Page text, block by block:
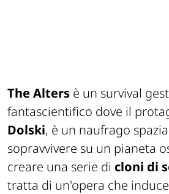
The Alters è un survival
fantascientifico dove il
Dolski, è un naufrago
sopravvivere su un pianeta
creare una serie di cloni di
tratta di un'opera che